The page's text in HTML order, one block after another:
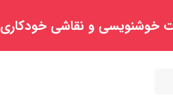
خوشنویسی و نقاشی خودکاری